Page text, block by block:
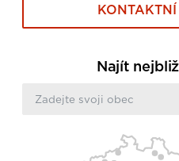
Najít